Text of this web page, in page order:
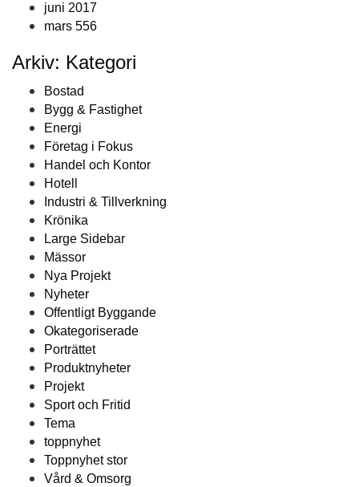
juni 2017
mars 556
Arkiv: Kategori
Bostad
Bygg & Fastighet
Energi
Företag i Fokus
Handel och Kontor
Hotell
Industri & Tillverkning
Krönika
Large Sidebar
Mässor
Nya Projekt
Nyheter
Offentligt Byggande
Okategoriserade
Porträttet
Produktnyheter
Projekt
Sport och Fritid
Tema
toppnyhet
Toppnyhet stor
Vård & Omsorg